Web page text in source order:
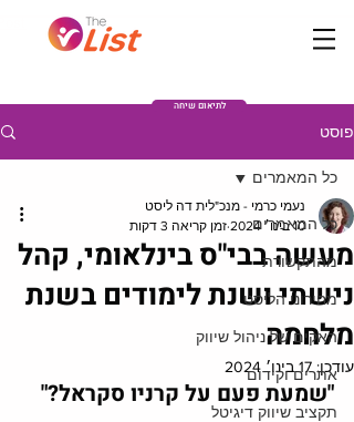
לתיאום שיחה
פוסט
כל המאמרים
מהתקשורת
מחירוני הליסט
האקים של ניהול שיווק
אתרים וקידום
תקציב שיווק דיגיטל
כל המאמרים
מעשה בבי"ס בינלאומי, קהל
נישתי ושנת לימודים בשנת
מלחמה
נעמי כרמי - מנכ"לית דה ליסט
10 בינו׳ 2024
זמן קריאה 3 דקות
עודכן: 17 בינו׳ 2024
"שמעת פעם על קרניו סקראל?"